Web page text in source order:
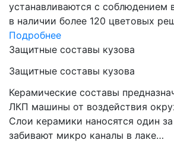
устанавливаются с соблюдением
в наличии более 120 цветовых
Подробнее
Защитные составы кузова
Защитные составы кузова
Керамические составы
ЛКП машины от воздействия
Слои керамики наносятся один
забивают микро каналы в лаке…